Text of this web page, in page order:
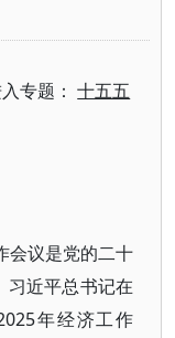
专题：十五五
会议是党的二十
习近平总书记在
年经济工作